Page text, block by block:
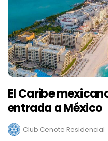
El Caribe
entrada a México
Club Cenote Residencial